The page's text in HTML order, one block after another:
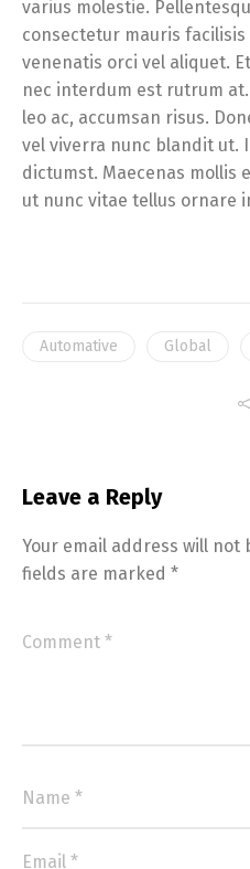
varius molestie.
consectetur mauris
venenatis orci vel aliquet.
nec interdum est rutrum
leo ac, accumsan risus.
vel viverra nunc blandit ut.
dictumst. Maecenas mollis
ut nunc vitae tellus ornare
Automative Global
Leave a Reply
Your email address will not
fields are marked *